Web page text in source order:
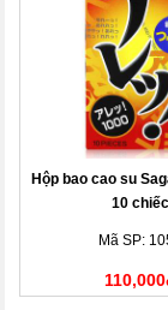
Hộp bao cao su
10 chiếc
Mã SP: